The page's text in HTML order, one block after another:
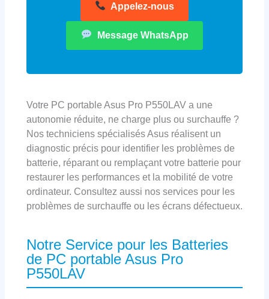
Appelez-nous
Message WhatsApp
Votre PC portable Asus Pro P550LAV a une
autonomie réduite, ne charge plus ou surchauffe ?
Nos techniciens spécialisés Asus réalisent un
diagnostic précis pour identifier les problèmes de
batterie, réparant ou remplaçant votre batterie pour
restaurer les performances et la mobilité de votre
ordinateur. Consultez aussi nos services pour les
problèmes de surchauffe ou les écrans défectueux.
Notre Service pour les Batteries
de PC portable Asus Pro
P550LAV